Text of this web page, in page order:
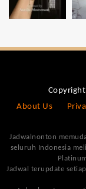
About Us
Jadwalnonton
seluruh Indonesia
Jadwal terupdate